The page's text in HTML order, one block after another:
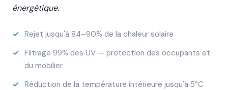
énergétique.
Rejet jusqu'à 84–90% de la chaleur solaire
Filtrage 99% des UV — protection des occupants et
du mobilier
Réduction de la température intérieure jusqu'à 5°C